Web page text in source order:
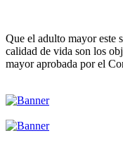
Que el adulto mayor este
calidad de vida son los
mayor aprobada por el